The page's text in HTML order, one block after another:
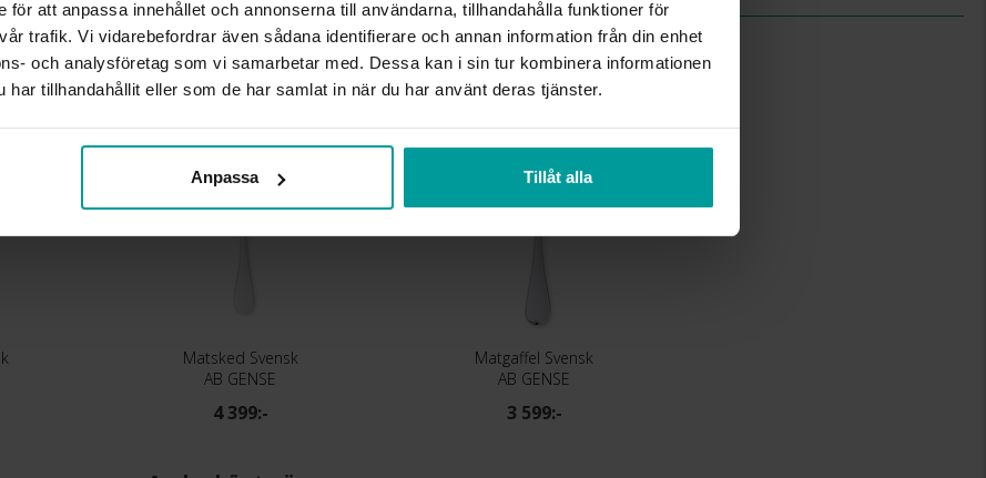
för att anpassa innehållet och annonserna till användarna, tillhandahålla funktioner för
trafik. Vi vidarebefordrar även sådana identifierare och annan information från din enhet
och analysföretag som vi samarbetar med. Dessa kan i sin tur kombinera informationen
har tillhandahållit eller som de har samlat in när du har använt deras tjänster.
Anpassa Tillåt alla
Liknande produkter
Matsked Svensk
AB GENSE
4 399:-
Matgaffel Svensk
AB GENSE
3 599:-